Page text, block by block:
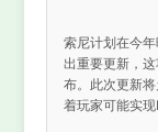
索尼计划在今
出重要更新，
布。此次更新
着玩家可能实